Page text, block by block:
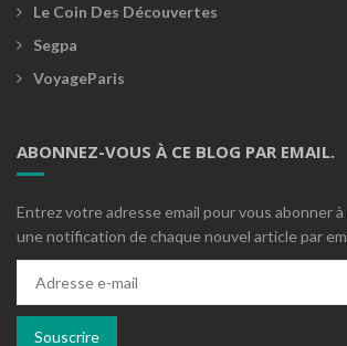
Le Coin Des Découvertes
Segpa
VoyageParis
ABONNEZ-VOUS À CE BLOG PAR EMAIL.
Entrez votre adresse email pour vous abonner
une notification de chaque nouvel article par
mail
Souscrire